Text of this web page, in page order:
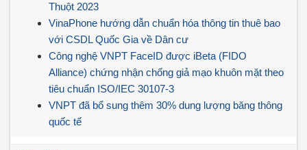
Thuột 2023
VinaPhone hướng dẫn chuẩn hóa thông tin thuê bao
với CSDL Quốc Gia về Dân cư
Công nghệ VNPT FaceID được iBeta (FIDO
Alliance) chứng nhận chống giả mạo khuôn mặt theo
tiêu chuẩn ISO/IEC 30107-3
VNPT đã bổ sung thêm 30% dung lượng băng thông
quốc tế